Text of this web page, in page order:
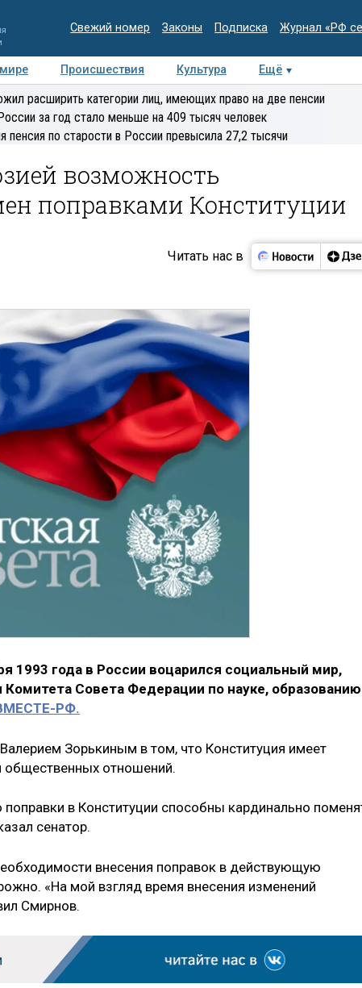
Свежий номер Законы Подписка Журнал «РФ
Происшествия Культура
Ещё
Медиацентр Интервью Колумнисты
расширить категории лиц, имеющих право на две пенсии
за год стало меньше на 409 тысяч человек
пенсия по старости в России превысила 27,2 тысячи
возможность
поправками Конституции
Читать нас в
1993 года в России воцарился социальный мир,
Совета Федерации по науке, образованию
РФ.
Зорькиным в том, что Конституция имеет
общественных отношений.
в Конституции способны кардинально
сенатор.
внесения поправок в действующую
«На мой взгляд время внесения изменений
Смирнов.